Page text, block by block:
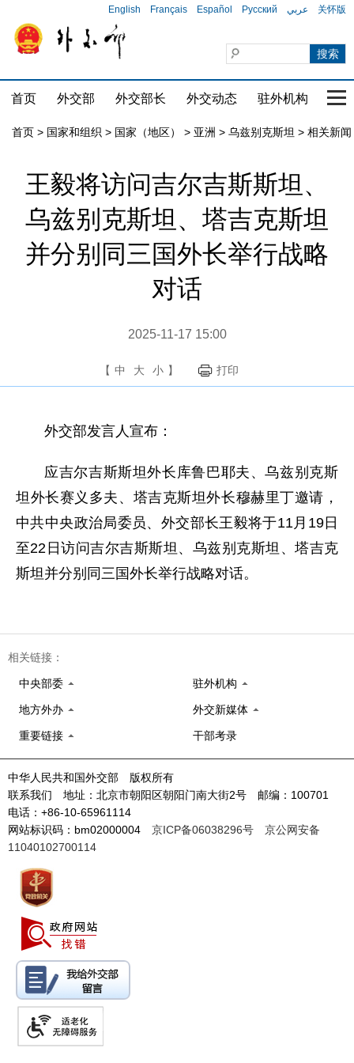
English Français Español Русский عربي 关怀版
首页 外交部 外交部长 外交动态 驻外机构 国
首页 > 国家和组织 > 国家（地区） > 亚洲 > 乌兹别克斯坦 > 相关新闻
王毅将访问吉尔吉斯斯坦、
乌兹别克斯坦、塔吉克斯坦
并分别同三国外长举行战略
对话
2025-11-17 15:00
【 中 大 小 】 打印
外交部发言人宣布：
应吉尔吉斯斯坦外长库鲁巴耶夫、乌兹别克斯
坦外长赛义多夫、塔吉克斯坦外长穆赫里丁邀请，
中共中央政治局委员、外交部长王毅将于11月19日
至22日访问吉尔吉斯斯坦、乌兹别克斯坦、塔吉克
斯坦并分别同三国外长举行战略对话。
相关链接：
中央部委 驻外机构
地方外办 外交新媒体
重要链接 干部考录
中华人民共和国外交部 版权所有
联系我们 地址：北京市朝阳区朝阳门南大街2号 邮编：100701
电话：+86-10-65961114
网站标识码：bm02000004 京ICP备06038296号
京公网安备
11040102700114